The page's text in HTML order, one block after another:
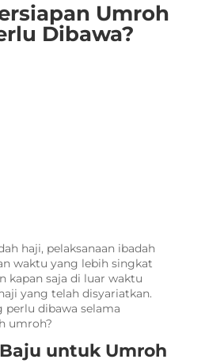
Umroh
Dibawa?
haji, pelaksanaan ibadah
waktu yang lebih singkat
kapan saja di luar waktu
yang telah disyariatkan.
perlu dibawa selama
umroh?
untuk Umroh